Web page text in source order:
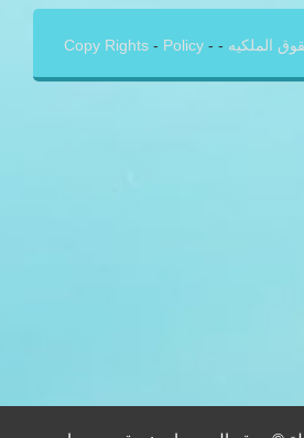
الملكيه -
Copy Rights - Policy -